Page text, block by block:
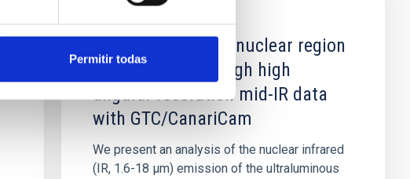
Permitir todas
A deep look at the nuclear region
of UGC 5101 through high
angular resolution mid-IR data
with GTC/CanariCam
We present an analysis of the nuclear infrared
(IR, 1.6-18 μm) emission of the ultraluminous